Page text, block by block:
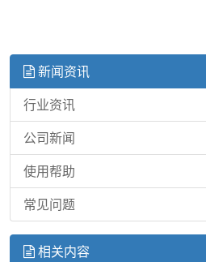
新闻资讯
行业资讯
公司新闻
使用帮助
常见问题
相关内容